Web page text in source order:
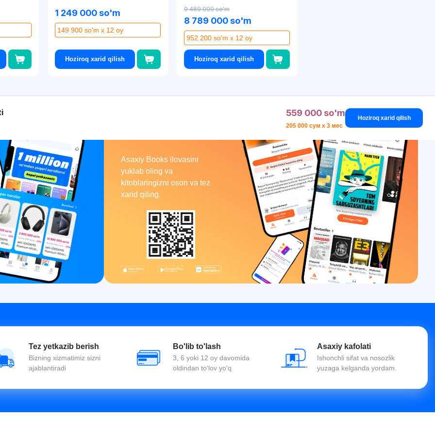
1 249 000 so'm
149 900 so'm x 12 oy
Hoziroq xarid qilish
9 489 000 so'm
8 789 000 so'm
952 200 so'm x 12 oy
Hoziroq xarid qilish
559 000 so'm
205 000 сум x 3 мес
Hoziroq xarid qilish
Asaxiy Books ilovasini
yuklab oling va
kitoblaringizni oson va tez
xarid qiling.
Tez yetkazib berish
Bizning xizmatimiz sizni
ajablantiradi
Bo'lib to'lash
3, 6 yoki 12 oy davomida
oldindan to'lov yo'q
Asaxiy kafolati
Ishonchli sifat va nosozlik
yuzaga kelganda yordam.